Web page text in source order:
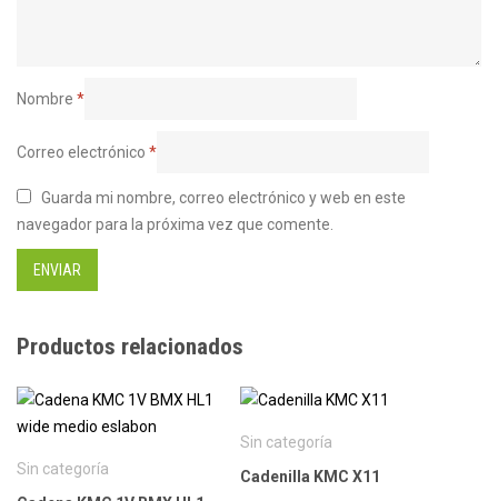
Nombre *
Correo electrónico *
Guarda mi nombre, correo electrónico y web en este
navegador para la próxima vez que comente.
Productos relacionados
Sin categoría
Sin categoría
Cadenilla KMC X11